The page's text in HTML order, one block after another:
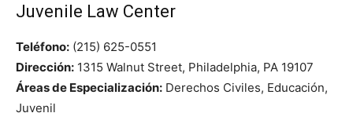
Juvenile Law Center
Teléfono: (215) 625-0551
Dirección: 1315 Walnut Street, Philadelphia, PA 19107
Áreas de Especialización: Derechos Civiles, Educación,
Juvenil